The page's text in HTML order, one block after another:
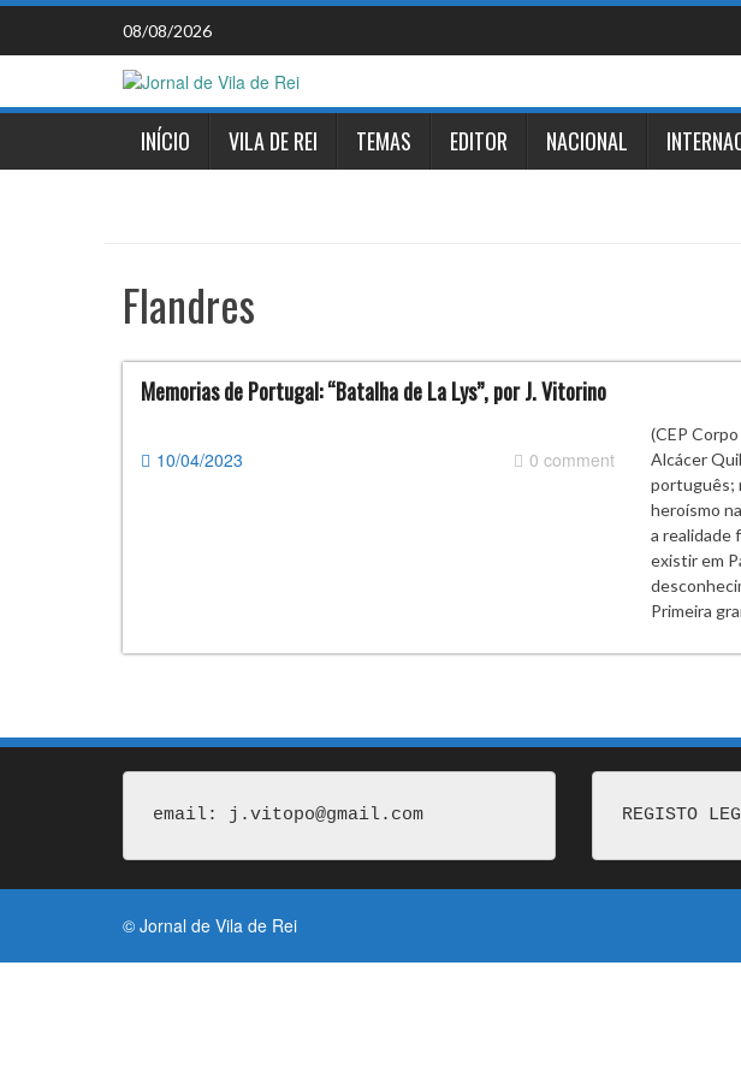
Skip
content
08/08/2026
INÍCIO VILA DE REI TEMAS EDITOR NACIONAL
Flandres
Memorias de Portugal: “Batalha de La Lys”, por J. Vitorino
10/04/2023 0 comment
(CEP
Alcácer
português;
heroísmo
a realidade
existir em
Primeira
email: j.vitopo@gmail.com REGISTO
© Jornal de Vila de Rei